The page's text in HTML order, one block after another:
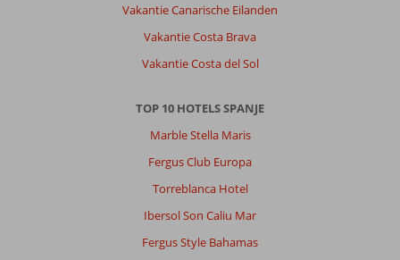
Vakantie Canarische Eilanden
Vakantie Costa Brava
Vakantie Costa del Sol
TOP 10 HOTELS SPANJE
Marble Stella Maris
Fergus Club Europa
Torreblanca Hotel
Ibersol Son Caliu Mar
Fergus Style Bahamas